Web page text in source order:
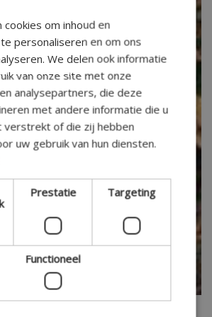
cookies om inhoud en
personaliseren en om ons
We delen ook informatie
van onze site met onze
analysepartners, die deze
met andere informatie die u
verstrekt of die zij hebben
uw gebruik van hun diensten.
Prestatie Targeting
Functioneel